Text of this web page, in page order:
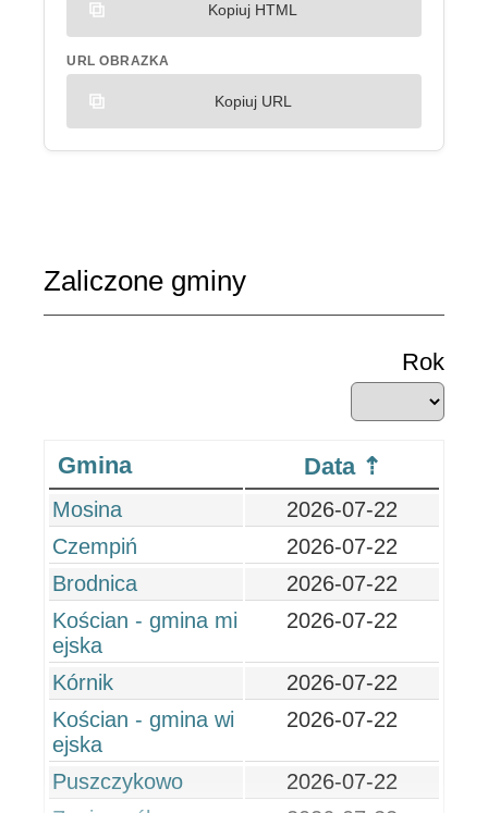
Kopiuj HTML
URL OBRAZKA
Kopiuj URL
Zaliczone gminy
Rok
Gmina Data
Mosina
2026-07-22
Czempiń
2026-07-22
Brodnica
2026-07-22
Kościan - gmina mi
ejska
2026-07-22
Kórnik
2026-07-22
Kościan - gmina wi
ejska
2026-07-22
Puszczykowo
2026-07-22